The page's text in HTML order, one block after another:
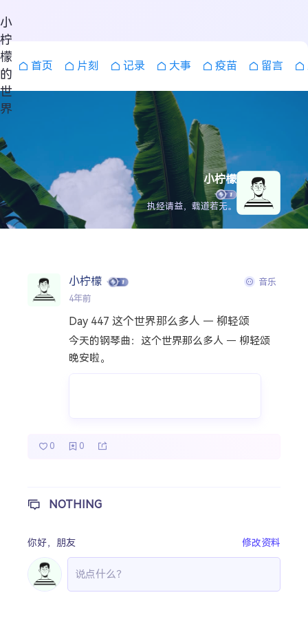
小
柠
檬
的
世
界
首页 片刻 记录 大事 疫苗 留言
成长日记 宝宝辅食
小柠檬
执经请益，载道若无。
小柠檬
音乐
4年前
Day 447 这个世界那么多人 — 柳轻颂
今天的钢琴曲：这个世界那么多人 — 柳轻颂
晚安啦。
0 0
NOTHING
你好， 朋友 修改资料